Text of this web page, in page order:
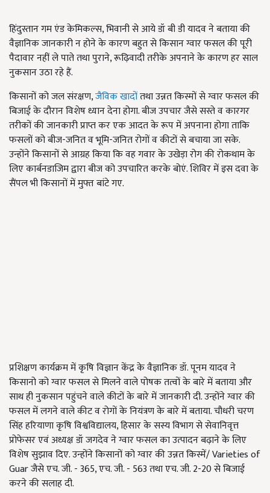
हिंदुस्तान गम एंड केमिकल्स, भिवानी से आये डॉ बी डी यादव ने बताया की
वैज्ञानिक जानकारी न होने के कारण बहुत से किसान ग्वार फसल की पूरी
पैदावार नहीं ले पाते तथा पुराने, रूढ़िवादी तरीके अपनाने के कारण हर साल
नुकसान उठा रहे हैं.
किसानों को जल संरक्षण,जैविक खादोंतथा उन्नत किस्मों से ग्वार फसल की
बिजाई के दौरान विशेष ध्यान देना होगा. बीज उपचार जैसे सस्ते व कारगर
तरीकों की जानकारी प्राप्त कर एक आदत के रूप में अपनाना होगा ताकि
फसलों को बीज-जनित व भूमि-जनित रोगों व कीटों से बचाया जा सके.
उन्होंने किसानों से आग्रह किया कि वह गवार के उखेड़ा रोग की रोकथाम के
लिए कार्बनडाजिम द्वारा बीज को उपचारित करके बोएं. शिविर में इस दवा के
सैंपल भी किसानों में मुफ्त बांटे गए.
प्रशिक्षण कार्यक्रम में कृषि विज्ञान केंद्र के वैज्ञानिक डॉ. पूनम यादव ने
किसानो को ग्वार फसल से मिलने वाले पोषक तत्वों के बारे में बताया और
साथ ही नुकसान पहुंचने वाले कीटों के बारे में जानकारी दी. उन्होंने ग्वार की
फसल में लगने वाले कीट व रोगों के नियंत्रण के बारे में बताया. चौधरी चरण
सिंह हरियाणा कृषि विश्वविद्यालय, हिसार के सस्य विभाग से सेवानिवृत्त
प्रोफेसर एवं अध्यक्ष डॉ जगदेव ने ग्वार फसल का उत्पादन बढ़ाने के लिए
विशेष सुझाव दिए. उन्होंने किसानों को ग्वार की उन्नत किस्में/ Varieties of
Guar जैसे एच. जी. - 365, एच. जी. - 563 तथा एच. जी. 2-20 से बिजाई
करने की सलाह दी.